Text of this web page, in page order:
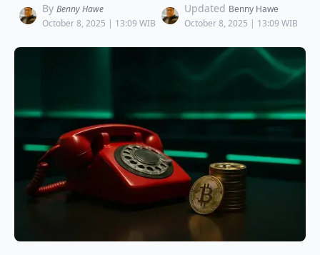
By Benny Hawe
October 8, 2025 | 13:09 WIB
Updated Benny Hawe
October 8, 2025 | 13:09 WIB